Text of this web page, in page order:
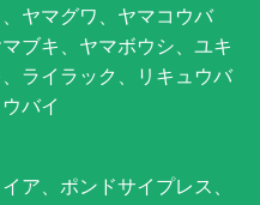
ヤマグワ、ヤマコウバ
ブキ、ヤマボウシ、ユキ
ライラック、リキュウバ
バイ
ア、ポンドサイプレス、